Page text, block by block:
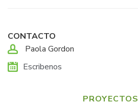
CONTACTO
Paola Gordon
Escribenos
PROYECTOS